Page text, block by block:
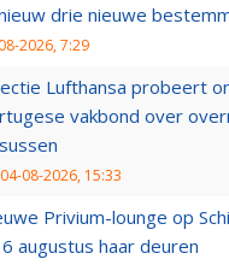
drie nieuwe
2026, 7:29
Lufthansa probeert
vakbond over
04-08-2026, 15:33
Privium-lounge op
augustus haar deuren